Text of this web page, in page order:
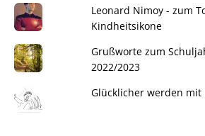
Leonard Nimoy - zum
Kindheitsikone
Grußworte zum
2022/2023
Glücklicher werden mit